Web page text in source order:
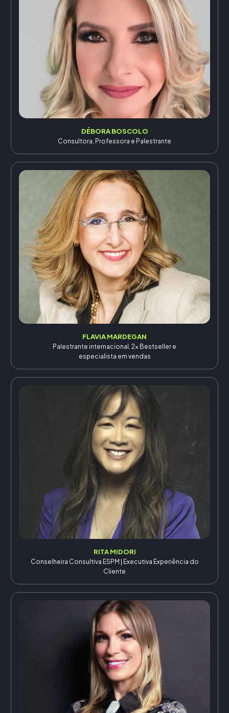
DÉBORA BOSCOLO
Consultora, Professora e Palestrante
FLAVIA MARDEGAN
Palestrante internacional, 2x Bestseller e
especialista em vendas
RITA MIDORI
Conselheira Consultiva ESPM | Executiva Experiência do
Cliente